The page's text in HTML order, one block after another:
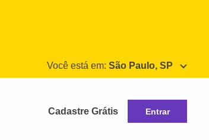
Você está em: São Paulo, SP
Cadastre Grátis Entrar